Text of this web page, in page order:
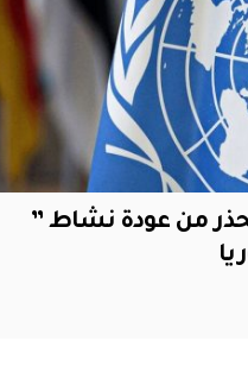
من عودة نشاط ”